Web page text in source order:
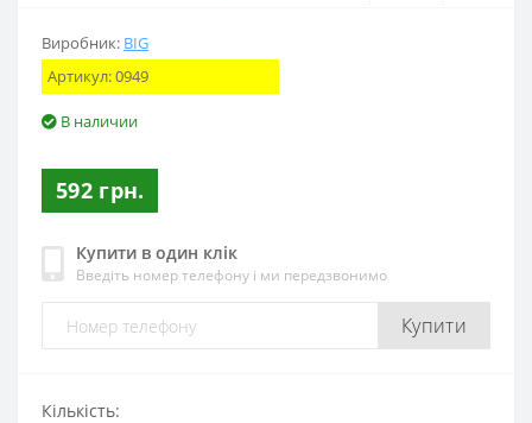
Виробник: BIG
Артикул:0949
В наличии
592 грн.
Купити в один клік
Введіть номер телефону і ми передзвонимо
Купити
Кількість: